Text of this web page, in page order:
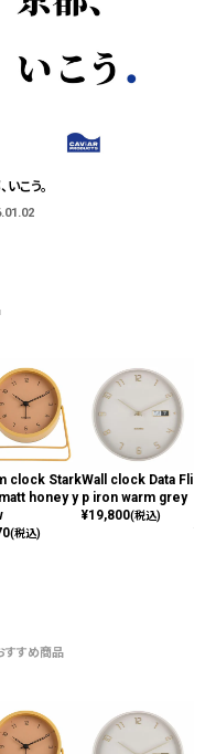
いこう。
clock Stark
honey y
(税込)
Wall clock Data Fli
p iron warm grey
¥19,800(税込)
すすめ商品